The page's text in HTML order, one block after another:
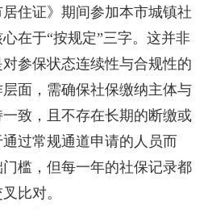
证》期间参加本市城镇社
在于“按规定”三字。这并非
参保状态连续性与合规性的
面，需确保社保缴纳主体与
致，且不存在长期的断缴或
过常规通道申请的人员而
槛，但每一年的社保记录都
比对。